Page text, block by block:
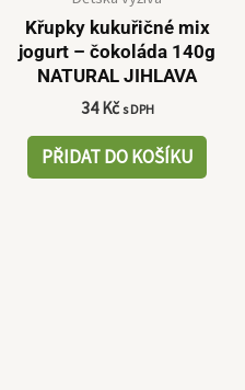
Křupky kukuřičné mix
jogurt – čokoláda 140g
NATURAL JIHLAVA
34Kč s DPH
PŘIDAT DO KOŠÍKU